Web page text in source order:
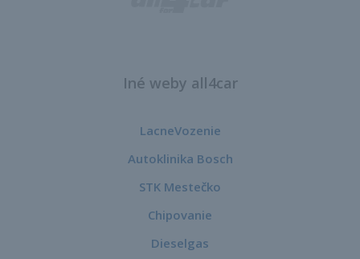
Iné weby all4car
LacneVozenie
Autoklinika Bosch
STK Mestečko
Chipovanie
Dieselgas